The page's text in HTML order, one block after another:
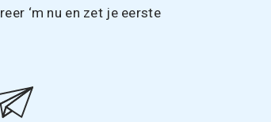
‘m nu en zet je eerste